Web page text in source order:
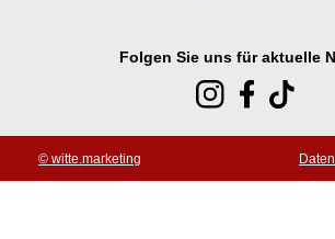
Folgen Sie uns für aktuelle
© witte.marketing